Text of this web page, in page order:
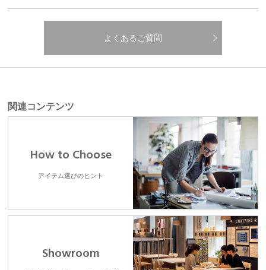
よくあるご質問
関連コンテンツ
How to Choose
アイテム選びのヒント
Showroom